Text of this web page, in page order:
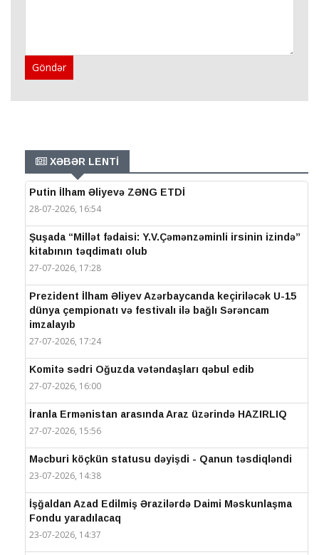
Göndər
XƏBƏR LENTİ
Putin İlham Əliyevə ZƏNG ETDİ
28-07-2026, 16:54
Şuşada “Millət fədaisi: Y.V.Çəmənzəminli irsinin izində”
kitabının təqdimatı olub
27-07-2026, 17:28
Prezident İlham Əliyev Azərbaycanda keçiriləcək U-15
dünya çempionatı və festivalı ilə bağlı Sərəncam
imzalayıb
27-07-2026, 17:24
Komitə sədri Oğuzda vətəndaşları qəbul edib
27-07-2026, 16:00
İranla Ermənistan arasında Araz üzərində HAZIRLIQ
27-07-2026, 15:56
Məcburi köçkün statusu dəyişdi - Qanun təsdiqləndi
23-07-2026, 14:38
İşğaldan Azad Edilmiş Ərazilərdə Daimi Məskunlaşma
Fondu yaradılacaq
23-07-2026, 14:37